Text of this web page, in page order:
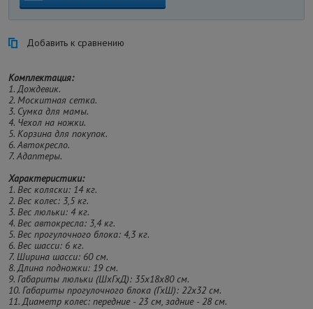
Добавить к сравнению
Комплектация:
1. Дождевик.
2. Москитная сетка.
3. Сумка для мамы.
4. Чехол на ножки.
5. Корзина для покупок.
6. Автокресло.
7. Адаптеры.
Характеристики:
1. Вес коляски: 14 кг.
2. Вес колес: 3,5 кг.
3. Вес люльки: 4 кг.
4. Вес автокресла: 3,4 кг.
5. Вес прогулочного блока: 4,3 кг.
6. Вес шасси: 6 кг.
7. Ширина шасси: 60 см.
8. Длина подножки: 19 см.
9. Габариты люльки (ШхГхД): 35х18х80 см.
10. Габариты прогулочного блока (ГхШ): 22х32 см.
11. Диаметр колес: передние - 23 см, задние - 28 см.